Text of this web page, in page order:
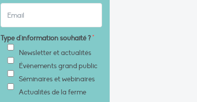
Type d'information souhaité ?*
Newsletter et actualités
Évènements grand public
Séminaires et webinaires
Actualités de la ferme